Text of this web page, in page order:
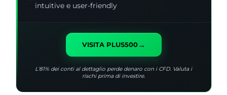
intuitive e user-friendly
VISITA PLUS500→
L'81% dei conti al dettaglio perde denaro con i CFD. Valuta i
rischi prima di investire.